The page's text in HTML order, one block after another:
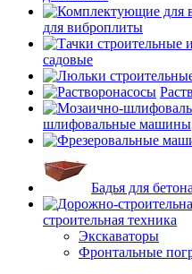
для виброплиты
садовые
шлифовальные машины
Бадья для бетона
строительная техника
Экскаваторы
Фронтальные